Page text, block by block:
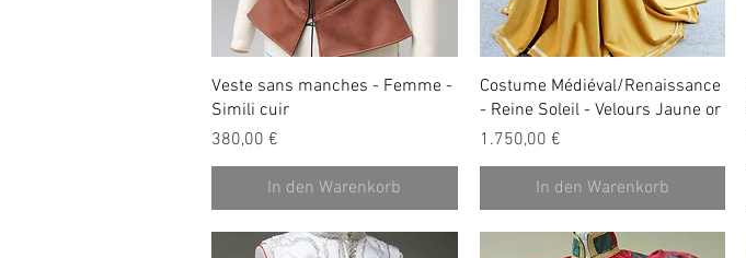
Schnellansicht
Veste sans manches - Femme -
Simili cuir
Preis
380,00 €
In den Warenkorb
Schnellansicht
Costume Médiéval/Renaissance
- Reine Soleil - Velours Jaune or
Preis
1.750,00 €
In den Warenkorb